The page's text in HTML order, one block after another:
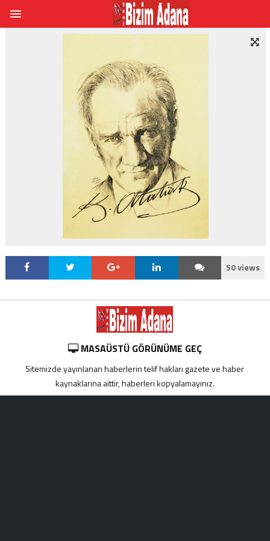
50 views
MASAÜSTÜ GÖRÜNÜME GEÇ
Sitemizde yayınlanan haberlerin telif hakları gazete ve haber
kaynaklarına aittir, haberleri kopyalamayınız.